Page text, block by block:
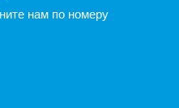
нам по номеру